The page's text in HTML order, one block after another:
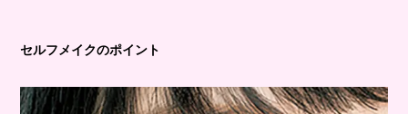
セルフメイクのポイント